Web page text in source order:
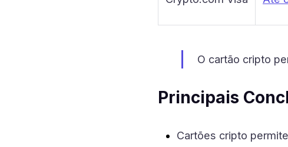
O cartão cripto
Principais
Cartões cripto